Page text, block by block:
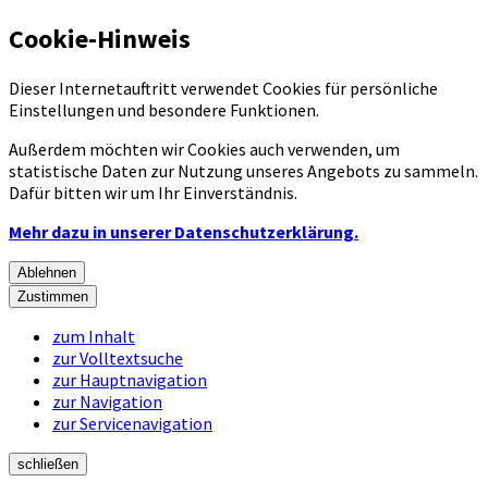
Cookie-Hinweis
Dieser Internetauftritt verwendet Cookies für persönliche
Einstellungen und besondere Funktionen.
Außerdem möchten wir Cookies auch verwenden, um
statistische Daten zur Nutzung unseres Angebots zu sammeln.
Dafür bitten wir um Ihr Einverständnis.
Mehr dazu in unserer Datenschutzerklärung.
Ablehnen
Zustimmen
zum Inhalt
zur Volltextsuche
zur Hauptnavigation
zur Navigation
zur Servicenavigation
schließen